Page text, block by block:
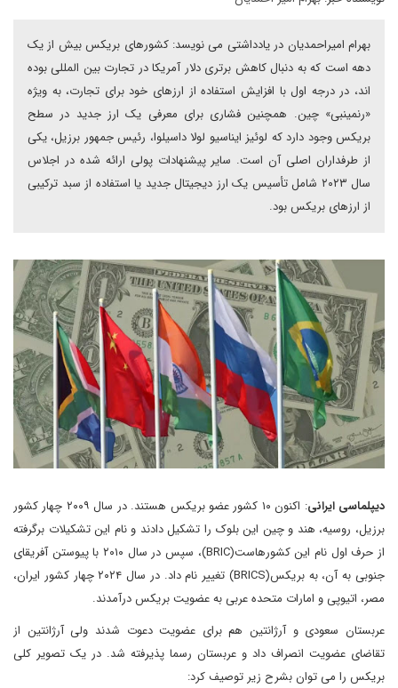
بهرام امیراحمدیان در یادداشتی می نویسد: کشورهای بریکس بیش از یک
دهه است که به دنبال کاهش برتری دلار آمریکا در تجارت بین المللی بوده
اند، در درجه اول با افزایش استفاده از ارزهای خود برای تجارت، به ویژه
«رنمینبی» چین. همچنین فشاری برای معرفی یک ارز جدید در سطح
بریکس وجود دارد که لوئیز ایناسیو لولا داسیلوا، رئیس جمهور برزیل، یکی
از طرفداران اصلی آن است. سایر پیشنهادات پولی ارائه شده در اجلاس
سال ۲۰۲۳ شامل تأسیس یک ارز دیجیتال جدید یا استفاده از سبد ترکیبی
از ارزهای بریکس بود.
دیپلماسی ایرانی
: اکنون ۱۰ کشور عضو بریکس هستند. در سال ۲۰۰۹ چهار کشور
برزیل، روسیه، هند و چین این بلوک را تشکیل دادند و نام این تشکیلات برگرفته
از حرف اول نام این کشورهاست(BRIC)، سپس در سال ۲۰۱۰ با پیوستن آفریقای
جنوبی به آن، به بریکس(BRICS) تغییر نام داد. در سال ۲۰۲۴ چهار کشور ایران،
مصر، اتیوپی و امارات متحده عربی به عضویت بریکس درآمدند.
عربستان سعودی و آرژانتین هم برای عضویت دعوت شدند ولی آرژانتین از
تقاضای عضویت انصراف داد و عربستان رسما پذیرفته شد. در یک تصویر کلی
بریکس را می توان بشرح زیر توصیف کرد: